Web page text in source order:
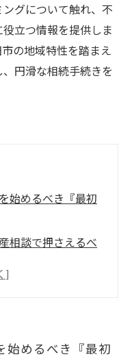
グについて触れ、不
立つ情報を提供しま
の地域特性を踏まえ
円滑な相続手続きを
始めるべき『最初
相談で押さえるべ
始めるべき『最初